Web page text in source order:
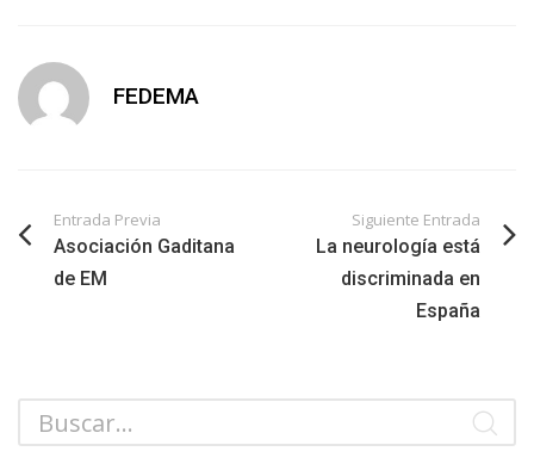
FEDEMA
Entrada Previa
Asociación Gaditana
de EM
Siguiente Entrada
La neurología está
discriminada en
España